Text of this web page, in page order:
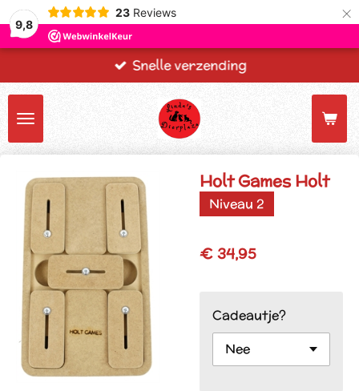
9,8
23 Reviews ×
Snelle verzending
Holt Games Holt
Niveau 2
€ 34,95
Cadeautje?